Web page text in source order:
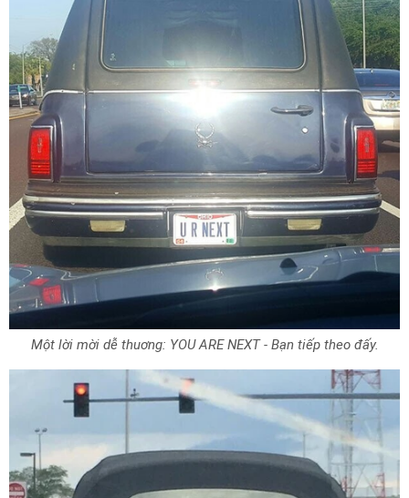
Một lời mời dễ thuơng: YOU ARE NEXT - Bạn tiếp theo đấy.